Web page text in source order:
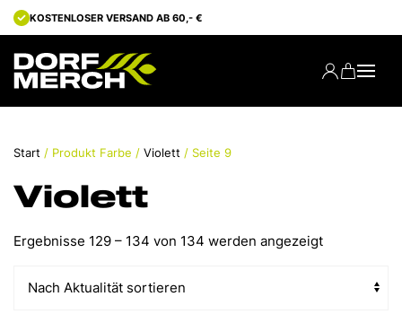
30 TAGE GELD-ZURÜCK-GARANTIE
Start / Produkt Farbe / Violett / Seite 9
Violett
Ergebnisse 129 – 134 von 134 werden angezeigtNach